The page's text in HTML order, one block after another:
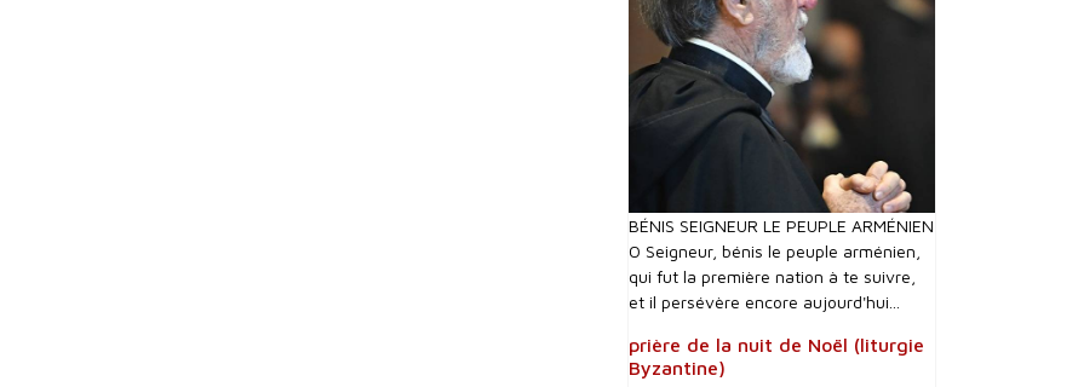
BÉNIS SEIGNEUR LE PEUPLE ARMÉNIEN
O Seigneur, bénis le peuple arménien,
qui fut la première nation à te suivre,
et il persévère encore aujourd'hui...
prière de la nuit de Noël (liturgie
Byzantine)